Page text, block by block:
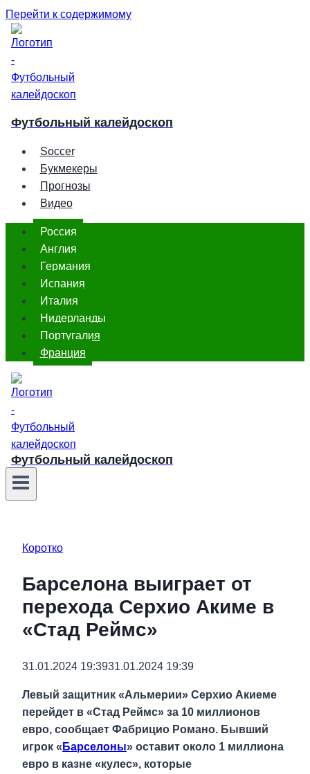
Перейти к содержимому
Футбольный калейдоскоп
Soccer
Букмекеры
Прогнозы
Видео
Россия
Англия
Германия
Испания
Италия
Нидерланды
Португалия
Франция
Футбольный калейдоскоп
Коротко
Барселона выиграет от
перехода Серхио Акиме в
«Стад Реймс»
31.01.2024 19:3931.01.2024 19:39
Левый защитник «Альмерии» Серхио Акиеме
перейдет в «Стад Реймс» за 10 миллионов
евро, сообщает Фабрицио Романо. Бывший
игрок « Барселоны» оставит около 1 миллиона
евро в казне «кулес», которые